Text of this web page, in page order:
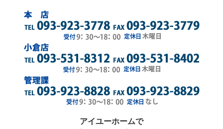
アイユーホームで